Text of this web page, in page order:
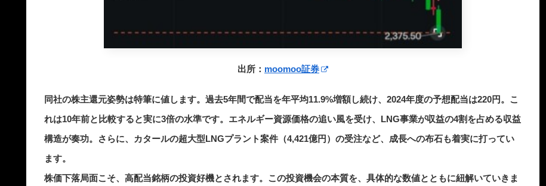
出所： moomoo証券
同社の株主還元姿勢は特筆に値します。過去5年間で配当を年平均11.9%増額し続け、2024年度の予想配当は220円。こ
れは10年前と比較すると実に3倍の水準です。エネルギー資源価格の追い風を受け、LNG事業が収益の4割を占める収益
構造が奏功。さらに、カタールの超大型LNGプラント案件（4,421億円）の受注など、成長への布石も着実に打ってい
ます。
株価下落局面こそ、高配当銘柄の投資好機とされます。この投資機会の本質を、具体的な数値とともに紐解いていきま